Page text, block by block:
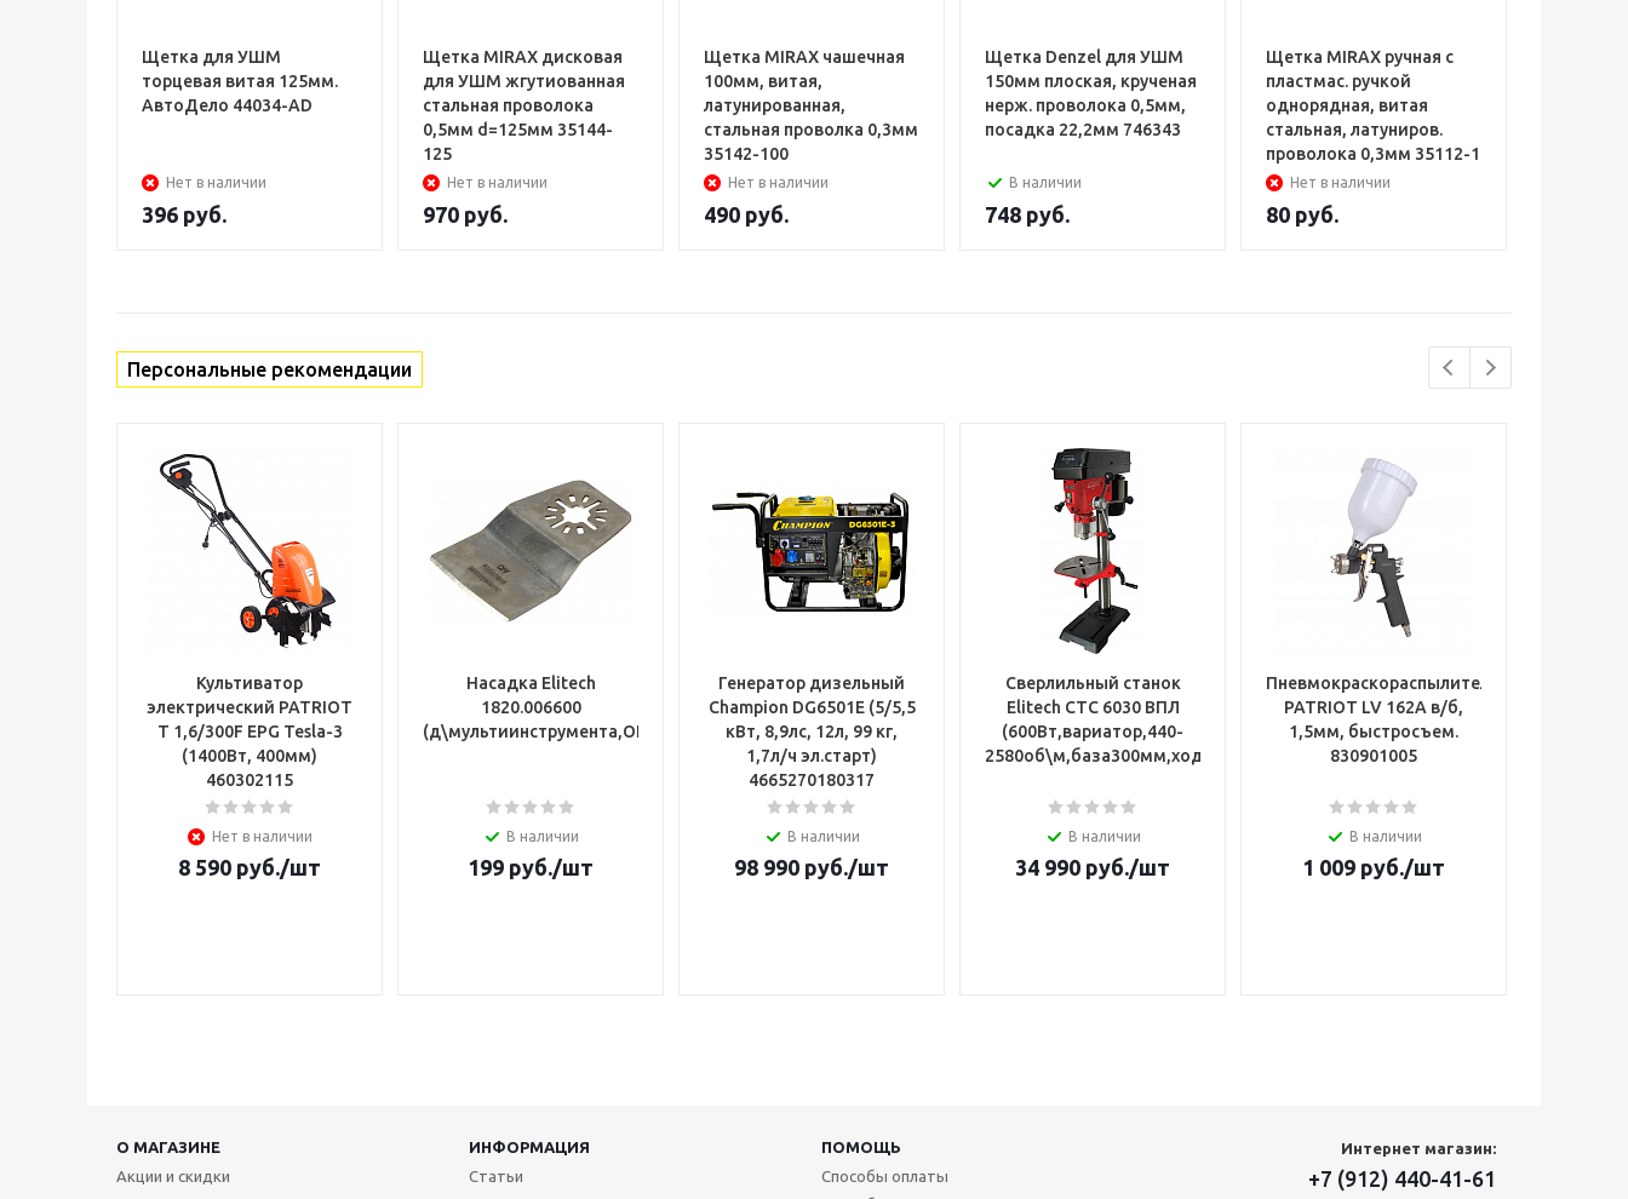
Щетка для УШМ
торцевая витая 125мм.
АвтоДело 44034-АD
Нет в наличии
396 руб.
Щетка MIRAX дисковая
для УШМ жгутиованная
стальная проволока
0,5мм d=125мм 35144-
125
Нет в наличии
970 руб.
Щетка MIRAX чашечная
100мм, витая,
латунированная,
стальная проволка 0,3мм
35142-100
Нет в наличии
490 руб.
Щетка Denzel для УШМ
150мм плоская, крученая
нерж. проволока 0,5мм,
посадка 22,2мм 746343
В наличии
748 руб.
Щетка MIRAX ручная с
пластмас. ручкой
однорядная, витая
стальная, латуниров.
проволока 0,3мм 35112-1
Нет в наличии
80 руб.
Персональные рекомендации
Культиватор
электрический PATRIOT
T 1,6/300F EPG Tesla-3
(1400Вт, 400мм)
460302115
Нет в наличии
8 590 руб./шт
Насадка Elitech
1820.006600
(д\мультиинструмента,OIS,CrV,нерж.сталь,д\мягк.матер,шир70мм)
В наличии
199 руб./шт
Генератор дизельный
Champion DG6501E (5/5,5
кВт, 8,9лс, 12л, 99 кг,
1,7л/ч эл.старт)
4665270180317
В наличии
98 990 руб./шт
Сверлильный станок
Elitech СТС 6030 ВПЛ
(600Вт,вариатор,440-
2580об\м,база300мм,ход80мм,ф16мм,41кг)
В наличии
34 990 руб./шт
Пневмокраскораспылитель
PATRIOT LV 162A в/б,
1,5мм, быстросъем.
830901005
В наличии
1 009 руб./шт
О МАГАЗИНЕ ИНФОРМАЦИЯ
ПОМОЩЬ
Акции и скидки
Статьи
Способы оплаты
Интернет магазин:
+7 (912) 440-41-61